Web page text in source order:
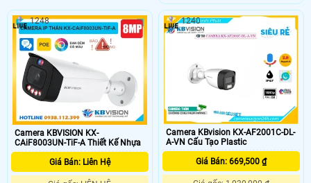
với Full Color trong khoảng cách
20m. Thích hợp lắp đặt trong nhà
xưởng với thân plastic
Kbvision KX-AD2112C-A còn trang
bị thêm đèn led trắng có tầm xa
20m và hồng ngoại 25m, kết hợp
DWDR, chống nhiễu 2DNR, BLC, HLC,
Camera KBVISION KX-
CAiF8003UN-TiF-A Thiết Kế Nhựa
Giá Bán: Liên Hệ
1248
Camera KBvision KX-AF2001C-DL-
A-VN Cấu Tạo Plastic
Giá Bán: 669,500 ₫
1240